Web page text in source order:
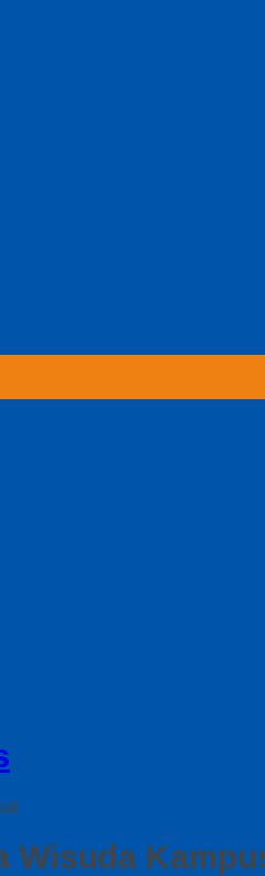
Wisuda